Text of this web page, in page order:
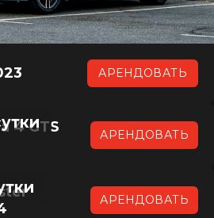
АРЕНДОВАТЬ
4 GTS
АРЕНДОВАТЬ
АРЕНДОВАТЬ